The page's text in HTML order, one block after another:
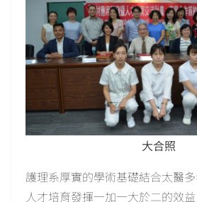
大合照
護理系厚實的學術基礎結合太醫
人才培育發揮一加一大於二的效